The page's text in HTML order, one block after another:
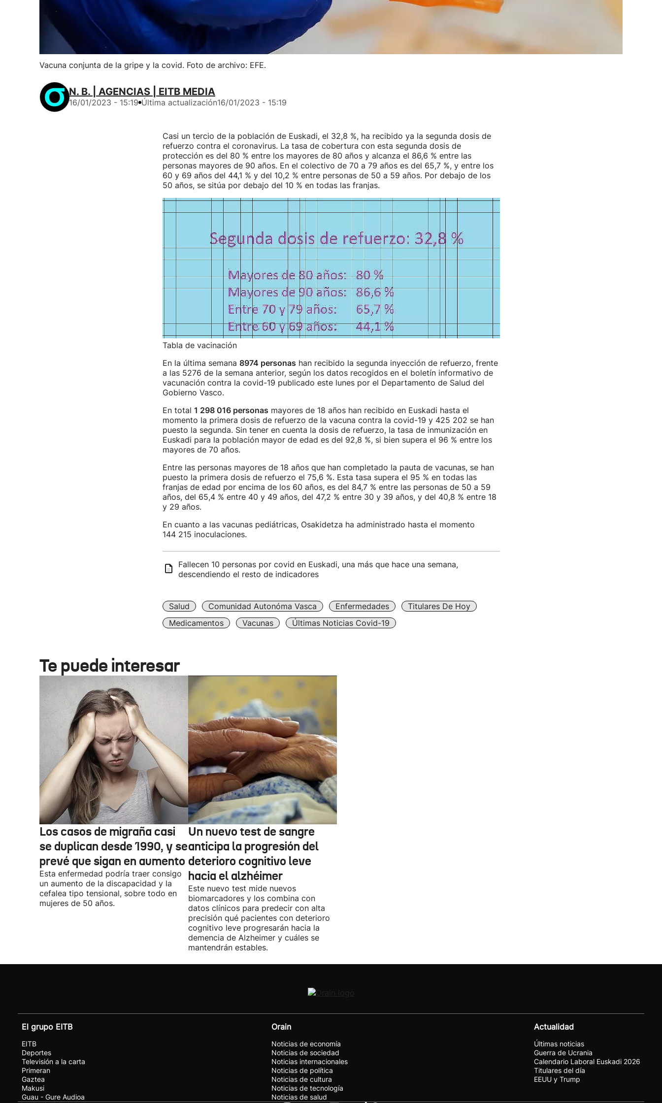
Vacuna conjunta de la gripe y la covid. Foto de archivo: EFE.
N. B. | AGENCIAS | EITB MEDIA
16/01/2023 - 15:19 Última actualización16/01/2023 - 15:19
Casi un tercio de la población de Euskadi, el 32,8 %, ha recibido ya la segunda dosis de
refuerzo contra el coronavirus. La tasa de cobertura con esta segunda dosis de
protección es del 80 % entre los mayores de 80 años y alcanza el 86,6 % entre las
personas mayores de 90 años. En el colectivo de 70 a 79 años es del 65,7 %, y entre los
60 y 69 años del 44,1 % y del 10,2 % entre personas de 50 a 59 años. Por debajo de los
50 años, se sitúa por debajo del 10 % en todas las franjas.
Tabla de vacinación
En la última semana 8974 personas han recibido la segunda inyección de refuerzo, frente
a las 5276 de la semana anterior, según los datos recogidos en el boletín informativo de
vacunación contra la covid-19 publicado este lunes por el Departamento de Salud del
Gobierno Vasco.
En total 1 298 016 personas mayores de 18 años han recibido en Euskadi hasta el
momento la primera dosis de refuerzo de la vacuna contra la covid-19 y 425 202 se han
puesto la segunda. Sin tener en cuenta la dosis de refuerzo, la tasa de inmunización en
Euskadi para la población mayor de edad es del 92,8 %, si bien supera el 96 % entre los
mayores de 70 años.
Entre las personas mayores de 18 años que han completado la pauta de vacunas, se han
puesto la primera dosis de refuerzo el 75,6 %. Esta tasa supera el 95 % en todas las
franjas de edad por encima de los 60 años, es del 84,7 % entre las personas de 50 a 59
años, del 65,4 % entre 40 y 49 años, del 47,2 % entre 30 y 39 años, y del 40,8 % entre 18
y 29 años.
En cuanto a las vacunas pediátricas, Osakidetza ha administrado hasta el momento
144 215 inoculaciones.
Fallecen 10 personas por covid en Euskadi, una más que hace una semana,
descendiendo el resto de indicadores
Salud Comunidad Autonóma Vasca Enfermedades
Titulares De Hoy
Medicamentos
Vacunas Últimas Noticias Covid-19
Te puede interesar
Los casos de migraña casi
se duplican desde 1990, y se
prevé que sigan en aumento
Esta enfermedad podría traer consigo
un aumento de la discapacidad y la
cefalea tipo tensional, sobre todo en
mujeres de 50 años.
Un nuevo test de sangre
anticipa la progresión del
deterioro cognitivo leve
hacia el alzhéimer
Este nuevo test mide nuevos
biomarcadores y los combina con
datos clínicos para predecir con alta
precisión qué pacientes con deterioro
cognitivo leve progresarán hacia la
demencia de Alzheimer y cuáles se
mantendrán estables.
El grupo EITB
EITB
Deportes
Televisión a la carta
Primeran
Gaztea
Makusi
Guau - Gure Audioa
Orain
Noticias de economía
Noticias de sociedad
Noticias internacionales
Noticias de política
Noticias de cultura
Noticias de tecnología
Noticias de salud
Actualidad
Últimas noticias
Guerra de Ucrania
Calendario Laboral Euskadi 2026
Titulares del día
EEUU y Trump